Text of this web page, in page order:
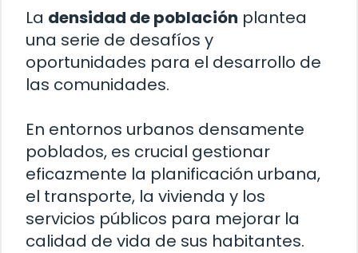
La densidad de población plantea
una serie de desafíos y
oportunidades para el desarrollo de
las comunidades.
En entornos urbanos densamente
poblados, es crucial gestionar
eficazmente la planificación urbana,
el transporte, la vivienda y los
servicios públicos para mejorar la
calidad de vida de sus habitantes.